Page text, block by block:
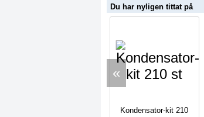
Du har nyligen tittat på
«
Kondensator-kit 210